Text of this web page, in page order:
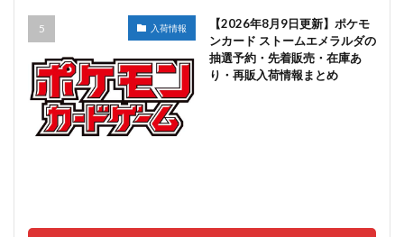
入荷情報
【2026年8月9日更新】ポケモ
ンカード ストームエメラルダの
抽選予約・先着販売・在庫あ
り・再販入荷情報まとめ